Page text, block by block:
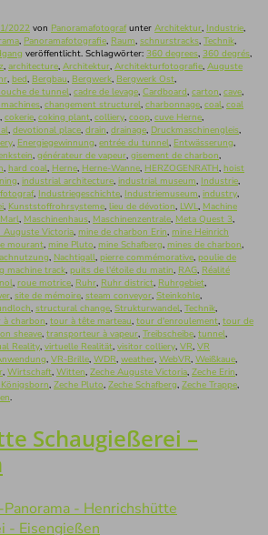
2022 von Panoramafotografunter Architektur, Industrie,
, Panoramafotografie, Raum, schnurstracks, Technik,
veröffentlicht. Schlagwörter: 360 degrees, 360 degrés,
, architecture, Architektur, Architekturfotografie, Auguste
, bed, Bergbau, Bergwerk, Bergwerk Ost,
de tunnel, cadre de levage, Cardboard, carton, cave,
, changement structurel, charbonnage, coal, coal
, cokerie, coking plant, colliery, coop, cuve Herne,
, devotional place, drain, drainage, Druckmaschinengleis,
, Energiegewinnung, entrée du tunnel, Entwässerung,
, générateur de vapeur, gisement de charbon,
, hard coal, Herne, Herne-Wanne, HERZOGENRATH, hoist
, industrial architecture, industrial museum, Industrie,
, Industriegeschichte, Industriemuseum, industry,
, Kunststoffrohrsysteme, lieu de dévotion, LWL, Machine
Marl, Maschinenhaus, Maschinenzentrale, Meta Quest 3,
Auguste Victoria, mine de charbon Erin, mine Heinrich
mourant, mine Pluto, mine Schafberg, mines de charbon,
, Nachtigall, pierre commémorative, poulie de
machine track, puits de l'étoile du matin, RAG, Réalité
, roue motrice, Ruhr, Ruhr district, Ruhrgebiet,
, site de mémoire, steam conveyor, Steinkohle,
, structural change, Strukturwandel, Technik,
charbon, tour à tête marteau, tour d'enroulement, tour de
sheave, transporteur à vapeur, Treibscheibe, tunnel,
Reality, virtuelle Realität, visitor colliery, VR, VR
, VR-Brille, WDR, weather, WebVR, Weißkaue,
, Wirtschaft, Witten, Zeche Auguste Victoria, Zeche Erin,
, Zeche Pluto, Zeche Schafberg, Zeche Trappe,
.
Schaugießerei –